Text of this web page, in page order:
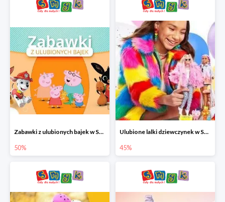
Zabawki z ulubionych bajek w Smyku do -50%
50%
Ulubione lalki dziewczynek w Smyku do -45%
45%